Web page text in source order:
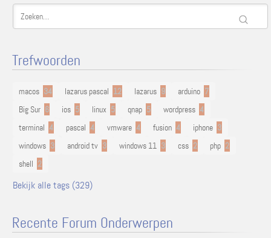
Trefwoorden
macos 34 lazarus pascal 12 lazarus 9 arduino 7
Big Sur 6 ios 5 linux 5 qnap 5 wordpress 4
terminal 4 pascal 4 vmware 4 fusion 4 iphone 3
windows 3 android tv 3 windows 11 3 css 2 php 2
shell 2
Bekijk alle tags (329)
Recente Forum Onderwerpen